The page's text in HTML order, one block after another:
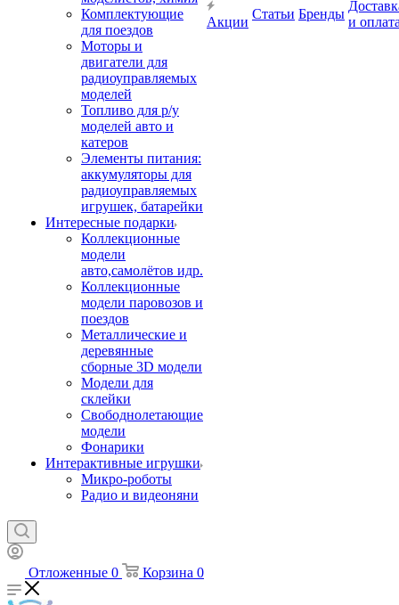
Комплектующие
для поездов
Моторы и
двигатели для
радиоуправляемых
моделей
Топливо для р/у
моделей авто и
катеров
Элементы питания:
аккумуляторы для
радиоуправляемых
игрушек, батарейки
Интересные подарки
Коллекционные
модели
авто,самолётов идр.
Коллекционные
модели паровозов и
поездов
Металлические и
деревянные
сборные 3D модели
Модели для
склейки
Свободнолетающие
модели
Фонарики
Интерактивные игрушки
Микро-роботы
Радио и видеоняни
Акции
Статьи Бренды
и
Отложенные 0 Корзина 0